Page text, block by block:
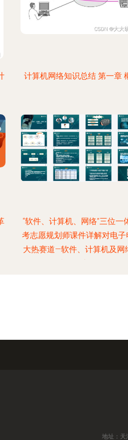
计算机网络知识总结 第一章
“软件、计算机、网络”三位一
考志愿规划师课件详解对电子
大热赛道—软件、计算机及网
地址：天